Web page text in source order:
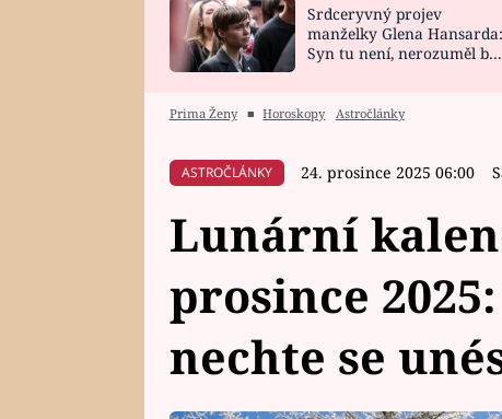
HOROSKOP NA
CELEBRITY
VAŘENÍ
Srdceryvný projev
manželky Glena Hansarda:
Syn tu není, nerozuměl by
Prima Ženy ■ Horoskopy Astročlánky
ASTROČLÁNKY 24. prosince 2025 06:00
Lunární
prosince
nechte se